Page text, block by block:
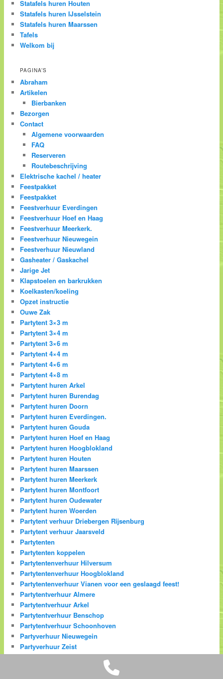
Statafels huren Houten
Statafels huren IJsselstein
Statafels huren Maarssen
Tafels
Welkom bij
PAGINA’S
Abraham
Artikelen
Bierbanken
Bezorgen
Contact
Algemene voorwaarden
FAQ
Reserveren
Routebeschrijving
Elektrische kachel / heater
Feestpakket
Feestpakket
Feestverhuur Everdingen
Feestverhuur Hoef en Haag
Feestverhuur Meerkerk.
Feestverhuur Nieuwegein
Feestverhuur Nieuwland
Gasheater / Gaskachel
Jarige Jet
Klapstoelen en barkrukken
Koelkasten/koeling
Opzet instructie
Ouwe Zak
Partytent 3×3 m
Partytent 3×4 m
Partytent 3×6 m
Partytent 4×4 m
Partytent 4×6 m
Partytent 4×8 m
Partytent huren Arkel
Partytent huren Burendag
Partytent huren Doorn
Partytent huren Everdingen.
Partytent huren Gouda
Partytent huren Hoef en Haag
Partytent huren Hoogblokland
Partytent huren Houten
Partytent huren Maarssen
Partytent huren Meerkerk
Partytent huren Montfoort
Partytent huren Oudewater
Partytent huren Woerden
Partytent verhuur Driebergen Rijsenburg
Partytent verhuur Jaarsveld
Partytenten
Partytenten koppelen
Partytentenverhuur Hilversum
Partytentenverhuur Hoogblokland
Partytentenverhuur Vianen voor een geslaagd feest!
Partytentverhuur Almere
Partytentverhuur Arkel
Partytentverhuur Benschop
Partytentverhuur Schoonhoven
Partyverhuur Nieuwegein
Partyverhuur Zeist
Prijslijst